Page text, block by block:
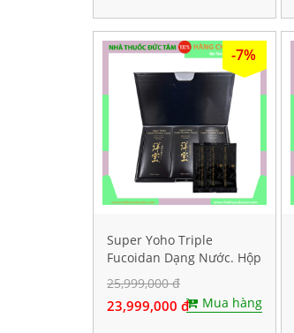
-7%
Super Yoho Triple
Fucoidan Dạng Nước. Hộp
60 gói
25,999,000 đ
23,999,000 đ Mua hàng